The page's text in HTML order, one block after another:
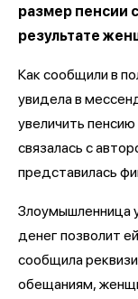
размер пенсии
результате
Как сообщили в
увидела в
увеличить
связалась с
представилась
Злоумышленница
денег позволит
сообщила
обещаниям,